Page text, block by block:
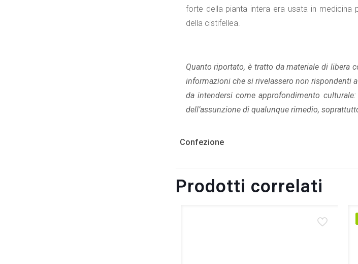
forte della pianta intera era usata in medicina
della cistifellea.
Quanto riportato, è tratto da materiale di libera
informazioni che si rivelassero non rispondenti
da intendersi come approfondimento
dell’assunzione di qualunque rimedio,
Confezione
Prodotti correlati